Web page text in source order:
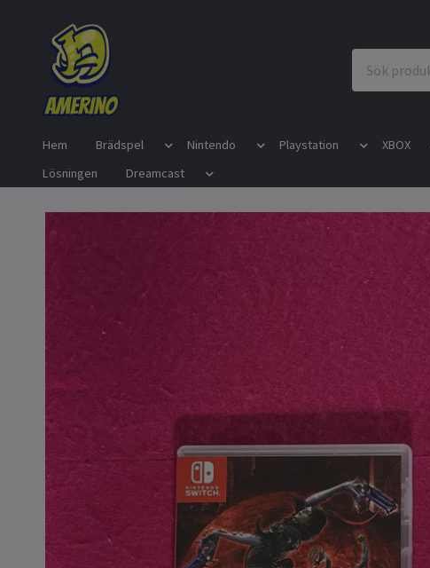
Hem Brädspel Nintendo Playstation XBOX
Lösningen
Dreamcast